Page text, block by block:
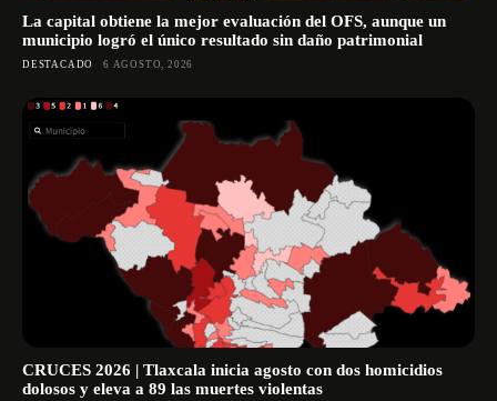
La capital obtiene la mejor evaluación del OFS, aunque un
municipio logró el único resultado sin daño patrimonial
DESTACADO 6 AGOSTO, 2026
CRUCES 2026 | Tlaxcala inicia agosto con dos homicidios
dolosos y eleva a 89 las muertes violentas